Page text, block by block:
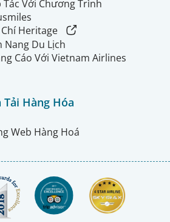
Tác Với Chương Trình
Heritage
Nang Du Lịch
Cáo Với Vietnam Airlines
Tải Hàng Hóa
Web Hàng Hoá